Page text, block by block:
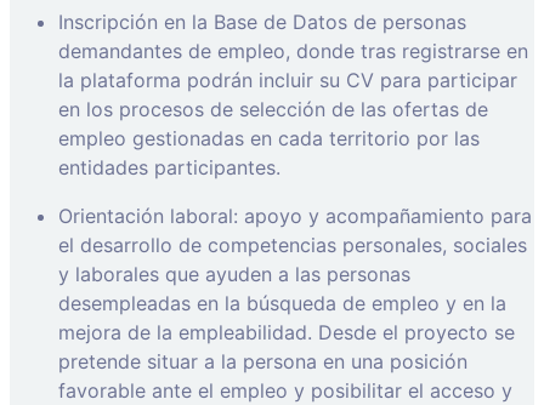
Inscripción en la Base de Datos de personas
demandantes de empleo, donde tras registrarse en
la plataforma podrán incluir su CV para participar
en los procesos de selección de las ofertas de
empleo gestionadas en cada territorio por las
entidades participantes.
Orientación laboral: apoyo y acompañamiento para
el desarrollo de competencias personales, sociales
y laborales que ayuden a las personas
desempleadas en la búsqueda de empleo y en la
mejora de la empleabilidad. Desde el proyecto se
pretende situar a la persona en una posición
favorable ante el empleo y posibilitar el acceso y